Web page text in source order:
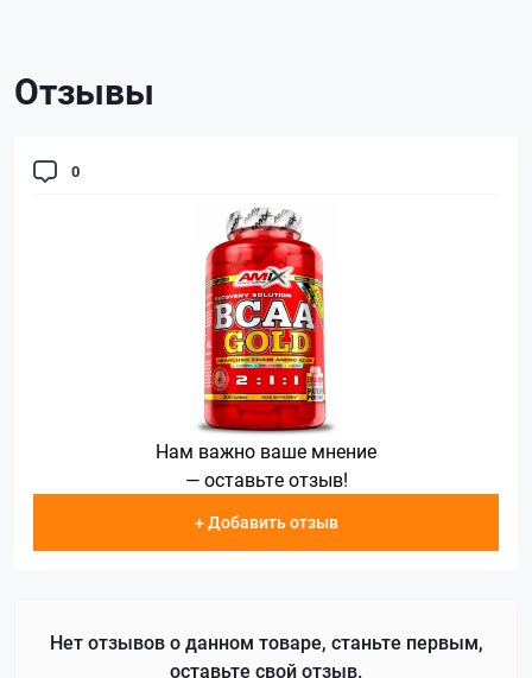
Отзывы
0
Нам важно ваше мнение
— оставьте отзыв!
+ Добавить отзыв
Нет отзывов о данном товаре, станьте первым,
оставьте свой отзыв.